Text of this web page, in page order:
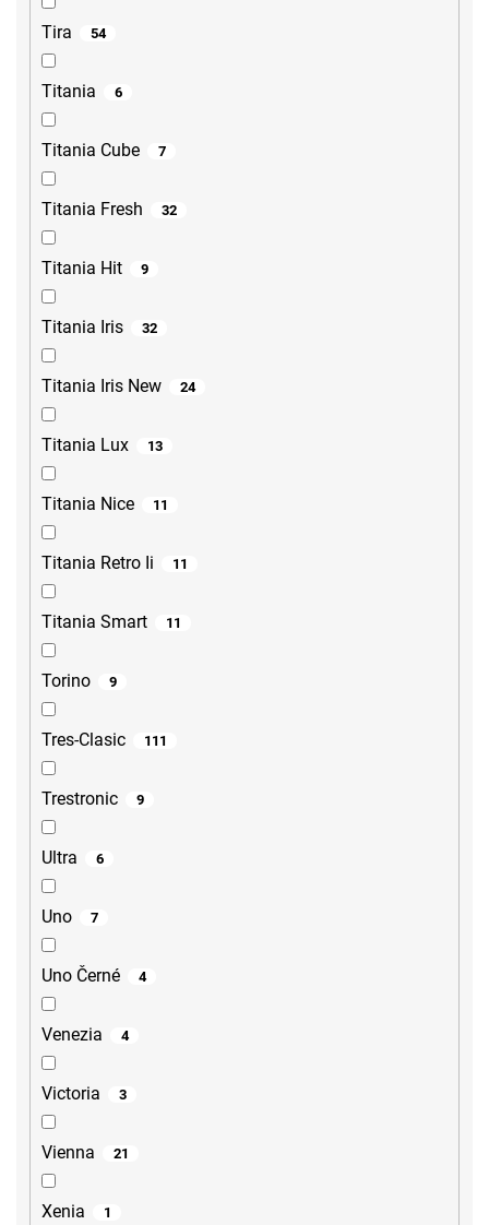
Tira 54
Titania 6
Titania Cube 7
Titania Fresh 32
Titania Hit 9
Titania Iris 32
Titania Iris New 24
Titania Lux 13
Titania Nice 11
Titania Retro Ii 11
Titania Smart 11
Torino 9
Tres-Clasic 111
Trestronic 9
Ultra 6
Uno 7
Uno Černé 4
Venezia 4
Victoria 3
Vienna 21
Xenia 1